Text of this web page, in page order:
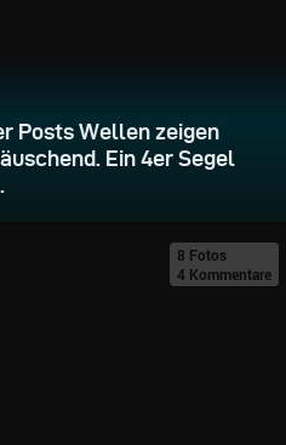
Posts Wellen zeigen
Ein 4er Segel
8 Fotos
4 Kommentare